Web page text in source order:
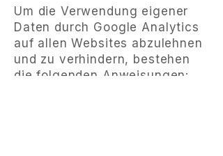
Um die Verwendung eigener
Daten durch Google Analytics
auf allen Websites abzulehnen
und zu verhindern, bestehen
die folgenden Anweisungen: